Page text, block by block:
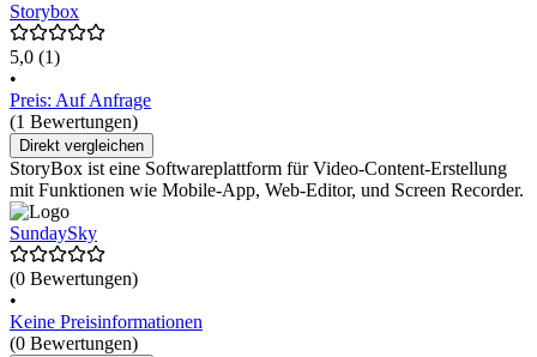
Storybox
5,0 (1)
•
Preis: Auf Anfrage
(1 Bewertungen)
Direkt vergleichen
StoryBox ist eine Softwareplattform für Video-Content-Erstellung
mit Funktionen wie Mobile-App, Web-Editor, und Screen Recorder.
SundaySky
(0 Bewertungen)
•
Keine Preisinformationen
(0 Bewertungen)